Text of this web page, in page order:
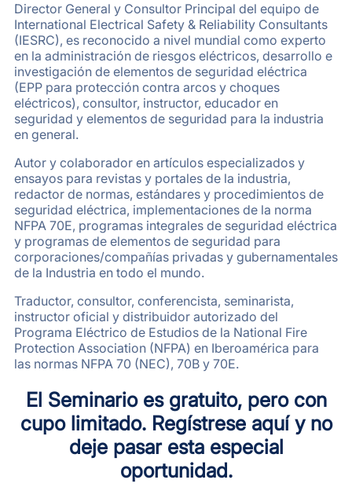
Director General y Consultor Principal del equipo de
International Electrical Safety & Reliability Consultants
(IESRC), es reconocido a nivel mundial como experto
en la administración de riesgos eléctricos, desarrollo e
investigación de elementos de seguridad eléctrica
(EPP para protección contra arcos y choques
eléctricos), consultor, instructor, educador en
seguridad y elementos de seguridad para la industria
en general.
Autor y colaborador en artículos especializados y
ensayos para revistas y portales de la industria,
redactor de normas, estándares y procedimientos de
seguridad eléctrica, implementaciones de la norma
NFPA 70E, programas integrales de seguridad eléctrica
y programas de elementos de seguridad para
corporaciones/compañías privadas y gubernamentales
de la Industria en todo el mundo.
Traductor, consultor, conferencista, seminarista,
instructor oficial y distribuidor autorizado del
Programa Eléctrico de Estudios de la National Fire
Protection Association (NFPA) en Iberoamérica para
las normas NFPA 70 (NEC), 70B y 70E.
El Seminario es gratuito, pero con
cupo limitado. Regístrese aquíy no
deje pasar esta especial
oportunidad.